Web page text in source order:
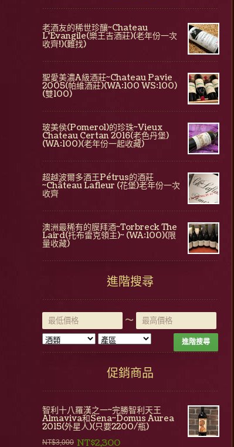
老酒友的稀世珍釀~Chateau
L'Evangile(樂王吉酒莊)(老年份一次
收齊!)(難找)
聖愛美濃A級酒莊~Chateau Pavie
2005(帕維酒莊)(WA:100 WS:100)
(雙100)
玻美侯(Pomerol)的珍珠~Vieux
Chateau Certan 2016(老色丹堡)
(WA:100)(老年份一起收藏)
超越波爾多酒王Pétrus的酒莊
~Château Lafleur (花堡)老年份一次
收齊
澳洲最稀有的膜拜酒~Torbreck The
Laird(托布雷克領主)~ (WA:100)(限
量收藏)
進階搜尋
~
進階搜尋
促銷商品
智利十八羅漢之一~完勝智利天王
Almaviva和Sena~Domus Aurea
2015(外星人)(只要2200/瓶)
NT$3,000 NT$2,300